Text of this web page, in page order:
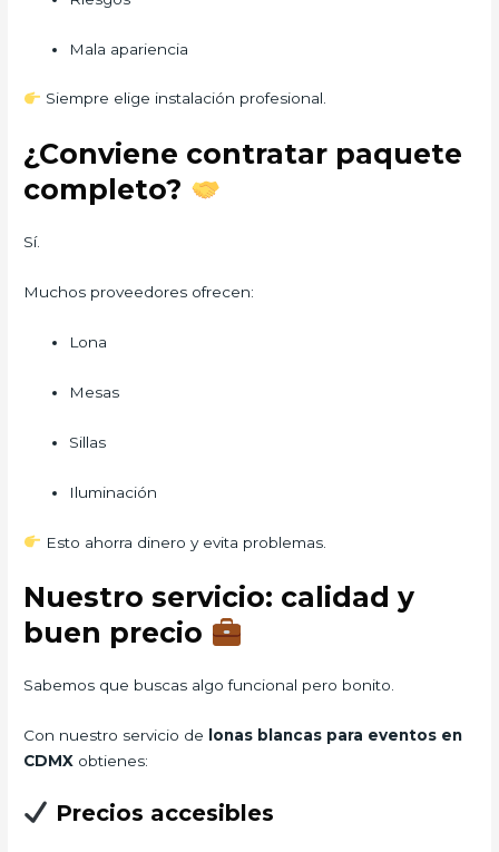
Mala apariencia
Siempre elige instalación profesional.
¿Conviene contratar paquete
completo?
Sí.
Muchos proveedores ofrecen:
Lona
Mesas
Sillas
Iluminación
Esto ahorra dinero y evita problemas.
Nuestro servicio: calidad y
buen precio
Sabemos que buscas algo funcional pero bonito.
Con nuestro servicio de
lonas blancas para eventos en
CDMX obtienes:
Precios accesibles